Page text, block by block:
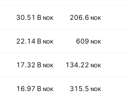
30.51 B NOK 206.6 NOK
22.14 B NOK 609 NOK
17.32 B NOK 134.22 NOK
16.97 B NOK 315.5 NOK